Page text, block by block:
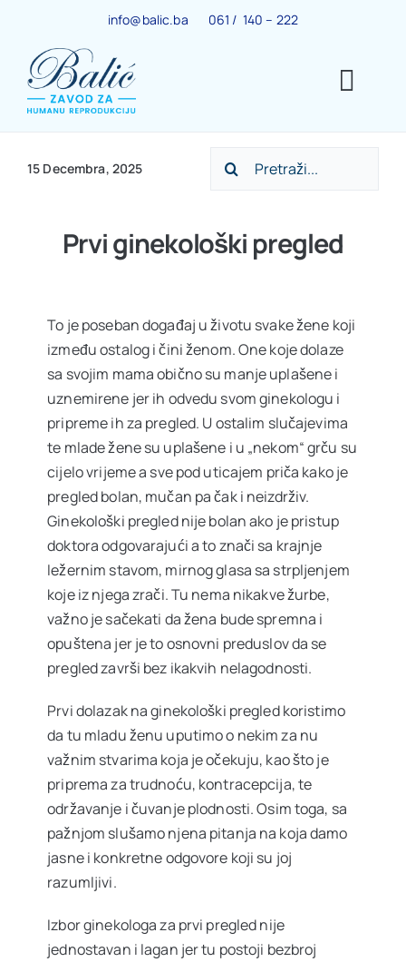
content
info@balic.ba 061 / 140 – 222
Ginekološki centar
Trudnoća
Centar za menopauzu
Ostale usluge
Cjenovnik
VIP Club NOVO
Oglas za posao
Kontakt
15 Decembra, 2025
Search
Prvi ginekološki pregled
To je poseban događaj u životu svake žene koji
između ostalog i čini ženom. One koje dolaze
sa svojim mama obično su manje uplašene i
uznemirene jer ih odvedu svom ginekologu i
pripreme ih za pregled. U ostalim slučajevima
te mlade žene su uplašene i u „nekom“ grču su
cijelo vrijeme a sve pod uticajem priča kako je
pregled bolan, mučan pa čak i neizdrživ.
Ginekološki pregled nije bolan ako je pristup
doktora odgovarajući a to znači sa krajnje
ležernim stavom, mirnog glasa sa strpljenjem
koje iz njega zrači. Tu nema nikakve žurbe,
važno je sačekati da žena bude spremna i
opuštena jer je to osnovni preduslov da se
pregled završi bez ikakvih nelagodnosti.
Prvi dolazak na ginekološki pregled koristimo
da tu mladu ženu uputimo o nekim za nu
važnim stvarima koja je očekuju, kao što je
priprema za trudnoću, kontracepcija, te
održavanje i čuvanje plodnosti. Osim toga, sa
pažnjom slušamo njena pitanja na koja damo
jasne i konkretne odgovore koji su joj
razumljivi.
Izbor ginekologa za prvi pregled nije
jednostavan i lagan jer tu postoji bezbroj